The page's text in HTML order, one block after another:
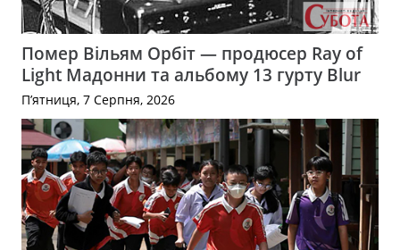
Помер Вільям Орбіт — продюсер Ray of
Light Мадонни та альбому 13 гурту Blur
П’ятниця, 7 Серпня, 2026